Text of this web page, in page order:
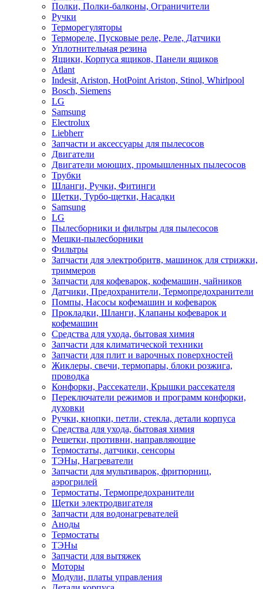
Полки, Полки-балконы, Ограничители
Ручки
Терморегуляторы
Термореле, Пусковые реле, Реле, Датчики
Уплотнительная резина
Ящики, Корпуса ящиков, Панели ящиков
Atlant
Indesit, Ariston, HotPoint Ariston, Stinol, Whirlpool
Bosch, Siemens
LG
Samsung
Electrolux
Liebherr
Запчасти и аксессуары для пылесосов
Двигатели
Двигатели моющих, промышленных пылесосов
Трубки
Шланги, Ручки, Фитинги
Щетки, Турбо-щетки, Насадки
Samsung
LG
Пылесборники и фильтры для пылесосов
Мешки-пылесборники
Фильтры
Запчасти для электробритв, машинок для стрижки,
триммеров
Запчасти для кофеварок, кофемашин, чайников
Датчики, Предохранители, Термопредохранители
Помпы, Насосы кофемашин и кофеварок
Прокладки, Шланги, Клапаны кофеварок и
кофемашин
Средства для ухода, бытовая химия
Запчасти для климатической техники
Запчасти для плит и варочных поверхностей
Жиклеры, свечи, термопары, блоки розжига,
проводка
Конфорки, Рассекатели, Крышки рассекателя
Переключатели режимов и программ конфорки,
духовки
Ручки, кнопки, петли, стекла, детали корпуса
Средства для ухода, бытовая химия
Решетки, противни, направляющие
Термостаты, датчики, сенсоры
ТЭНы, Нагреватели
Запчасти для мультиварок, фритюрниц,
аэрогрилей
Термостаты, Термопредохранители
Щетки электродвигателя
Запчасти для водонагревателей
Аноды
Термостаты
ТЭНы
Запчасти для вытяжек
Моторы
Модули, платы управления